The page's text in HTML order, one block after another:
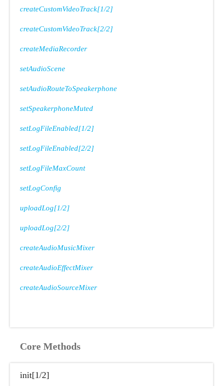
createCustomVideoTrack[1/2]
createCustomVideoTrack[2/2]
createMediaRecorder
setAudioScene
setAudioRouteToSpeakerphone
setSpeakerphoneMuted
setLogFileEnabled[1/2]
setLogFileEnabled[2/2]
setLogFileMaxCount
setLogConfig
uploadLog[1/2]
uploadLog[2/2]
createAudioMusicMixer
createAudioEffectMixer
createAudioSourceMixer
Core Methods
init[1/2]